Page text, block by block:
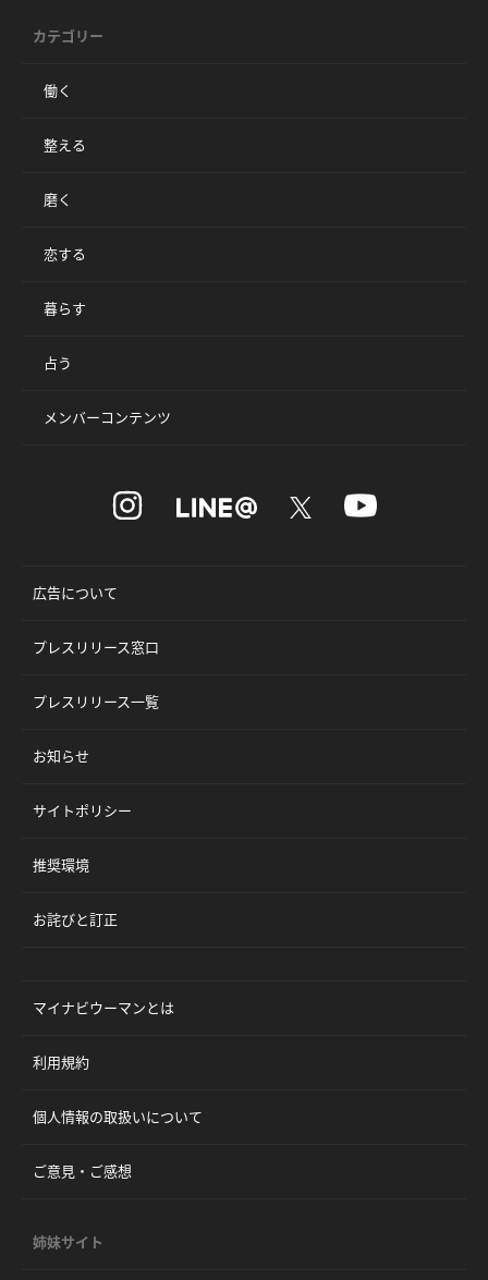
カテゴリー
働く
整える
磨く
恋する
暮らす
占う
メンバーコンテンツ
広告について
プレスリリース窓口
プレスリリース一覧
お知らせ
サイトポリシー
推奨環境
お詫びと訂正
マイナビウーマンとは
利用規約
個人情報の取扱いについて
ご意見・ご感想
姉妹サイト